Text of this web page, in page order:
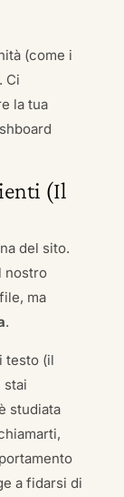
(come i
Ci
la tua
(Il
del sito.
nostro
ma
.
testo (il
stai
studiata
a fidarsi di